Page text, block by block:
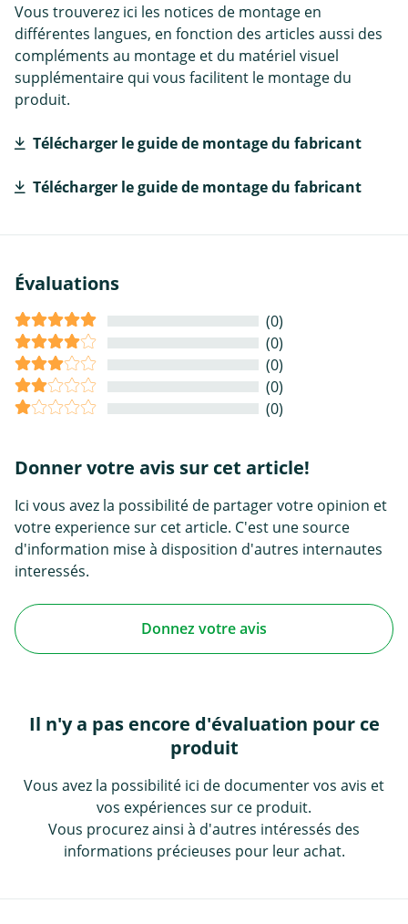
Vous trouverez ici les notices de montage en
différentes langues, en fonction des articles aussi des
compléments au montage et du matériel visuel
supplémentaire qui vous facilitent le montage du
produit.
Télécharger le guide de montage du fabricant
Télécharger le guide de montage du fabricant
Évaluations
(0)
(0)
(0)
(0)
(0)
Donner votre avis sur cet article!
Ici vous avez la possibilité de partager votre opinion et
votre experience sur cet article. C'est une source
d'information mise à disposition d'autres internautes
interessés.
Donnez votre avis
Il n'y a pas encore d'évaluation pour ce
produit
Vous avez la possibilité ici de documenter vos avis et
vos expériences sur ce produit.
Vous procurez ainsi à d'autres intéressés des
informations précieuses pour leur achat.